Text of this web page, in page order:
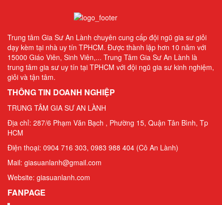
Trung tâm Gia Sư An Lành chuyên cung cấp đội ngũ gia sư giỏi
dạy kèm tại nhà uy tín TPHCM. Được thành lập hơn 10 năm với
15000 Giáo Viên, Sinh Viên,... Trung Tâm Gia Sư An Lành là
trung tâm gia sư uy tín tại TPHCM với đội ngũ gia sư kinh nghiệm,
giỏi và tận tâm.
THÔNG TIN DOANH NGHIỆP
TRUNG TÂM GIA SƯ AN LÀNH
Địa chỉ: 287/6 Phạm Văn Bạch , Phường 15, Quận Tân Bình, Tp
HCM
Điện thoại: 0904 716 303, 0983 988 404 (Cô An Lành)
Mail: giasuanlanh@gmail.com
Website: giasuanlanh.com
FANPAGE